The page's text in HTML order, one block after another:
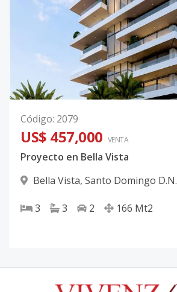
Código: 2079
US$ 457,000 VENTA
Proyecto en Bella Vista
Bella Vista, Santo Domingo D.N.
3 3 2 166 Mt2